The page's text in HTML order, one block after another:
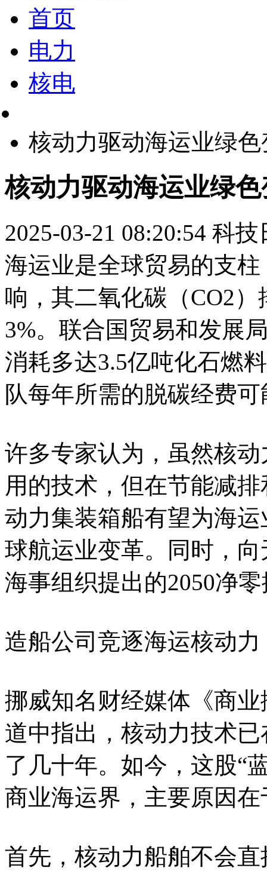
首页
电力
核电
核动力驱动海运业绿
核动力驱动海运业绿
2025-03-21 08:20:54 科
海运业是全球贸易的支
响，其二氧化碳（CO2
3%。联合国贸易和发展
消耗多达3.5亿吨化石燃
队每年所需的脱碳经费
许多专家认为，虽然核
用的技术，但在节能减
动力集装箱船有望为海
球航运业变革。同时，
海事组织提出的2050净
造船公司竞逐海运核动力
挪威知名财经媒体《商
道中指出，核动力技术
了几十年。如今，这股“
商业海运界，主要原因
首先，核动力船舶不会